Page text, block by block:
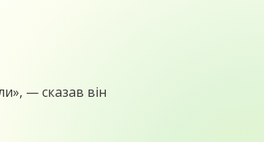
— сказав він